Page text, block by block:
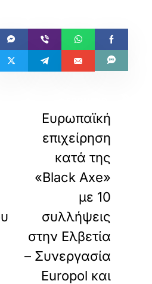
Ευρωπαϊκή
επιχείρηση
κατά της
«Black Axe»
με 10
συλλήψεις
στην Ελβετία
– Συνεργασία
Europol και